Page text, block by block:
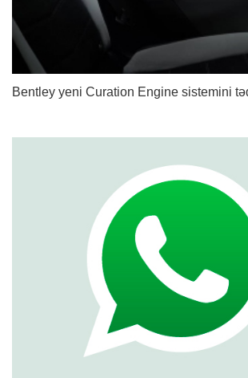
Bentley yeni Curation Engine sistemini